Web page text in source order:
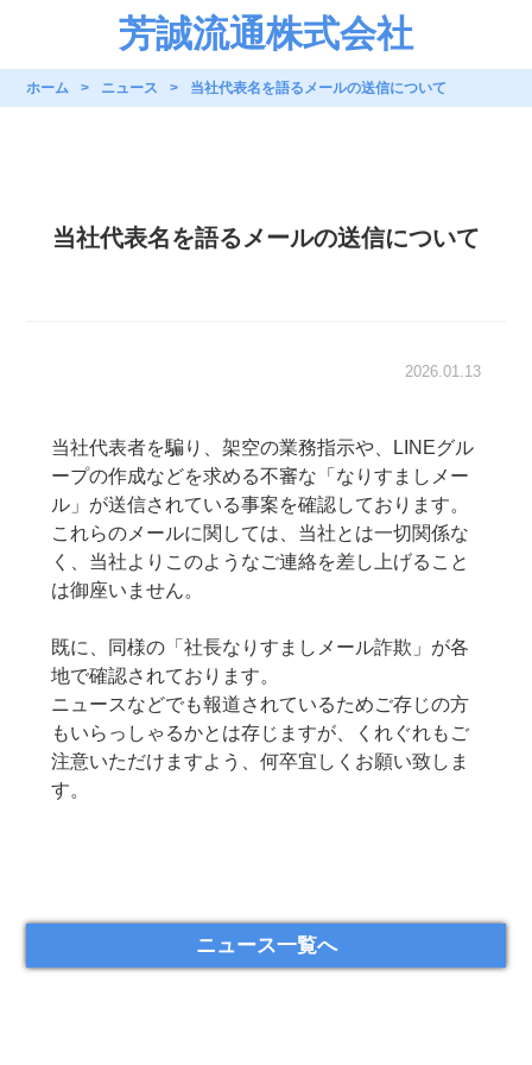
芳誠流通株式会社
ホーム ニュース 当社代表名を語るメールの送信について
当社代表名を語るメールの送信について
2026.01.13
当社代表者を騙り、架空の業務指示や、LINEグル
ープの作成などを求める不審な「なりすましメー
ル」が送信されている事案を確認しております。
これらのメールに関しては、当社とは一切関係な
く、当社よりこのようなご連絡を差し上げること
は御座いません。
既に、同様の「社長なりすましメール詐欺」が各
地で確認されております。
ニュースなどでも報道されているためご存じの方
もいらっしゃるかとは存じますが、くれぐれもご
注意いただけますよう、何卒宜しくお願い致しま
す。
ニュース一覧へ